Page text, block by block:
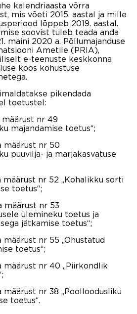
kalendriaasta võrra
mis võeti 2015. aastal ja mille
lõppeb 2019. aastal.
soovist tuleb teada anda
maini 2020 a. Põllumajanduse
Ametile (PRIA),
e-teenuste keskkonna
koos kohustuse
pikendada
toetustel:
määrust nr 49
majandamise toetus“;
määrust nr 50
puuvilja- ja marjakasvatuse
määrust nr 52 „Kohalikku sorti
toetus“;
määrust nr 53
ülemineku toetus ja
jätkamise toetus“;
määrust nr 55 „Ohustatud
toetus“;
määrust nr 40 „Piirkondlik
määrust nr 38 „Poolloodusliku
toetus“.